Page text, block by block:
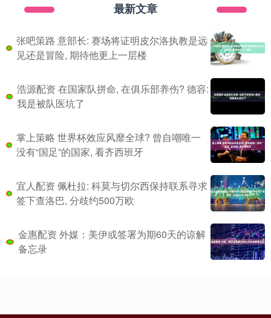
最新文章
张吧策路 意部长: 赛场将证明皮尔洛执教是远
见还是冒险, 期待他更上一层楼
浩源配资 在国家队拼命, 在俱乐部养伤? 德容:
我是被队医坑了
掌上策略 世界杯效应风靡全球? 曾自嘲唯一
没有“国足”的国家, 看齐西班牙
宜人配资 佩杜拉: 科莫与切尔西保持联系寻求
签下查洛巴, 分歧约500万欧
金惠配资 外媒：美伊或签署为期60天的谅解
备忘录